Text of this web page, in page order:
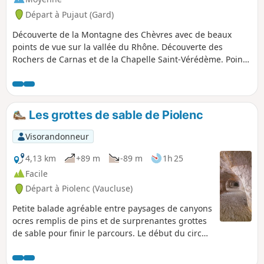
Départ à Pujaut (Gard)
Découverte de la Montagne des Chèvres avec de beaux
points de vue sur la vallée du Rhône. Découverte des
Rochers de Carnas et de la Chapelle Saint-Vérédème. Points
village.
Les grottes de sable de Piolenc
Visorandonneur
4,13 km
+89 m -89 m
1h 25
Facile
Départ à Piolenc (Vaucluse)
Petite balade agréable entre paysages de canyons
ocres remplis de pins et de surprenantes grottes
de sable pour finir le parcours. Le début du circuit
goudronnée et long d’une avenue pour regagner